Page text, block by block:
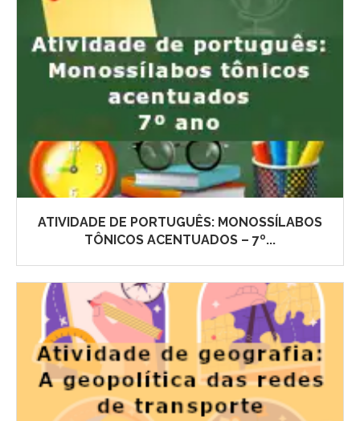
ATIVIDADE DE PORTUGUÊS: MONOSSÍLABOS
TÔNICOS ACENTUADOS – 7º...